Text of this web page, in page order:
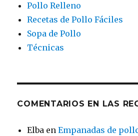
Pollo Relleno
Recetas de Pollo Fáciles
Sopa de Pollo
Técnicas
COMENTARIOS EN LAS
Elba enEmpanadas de